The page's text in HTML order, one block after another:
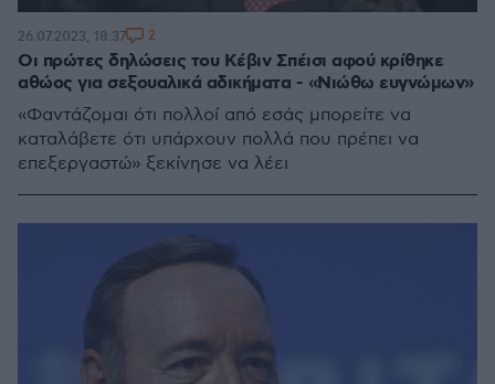
Οι πρώτες δηλώσεις του Κέβιν Σπέισι αφού κρίθηκε
αθώος για σεξουαλικά αδικήματα - «Νιώθω ευγνώμων»
«Φαντάζομαι ότι πολλοί από εσάς μπορείτε να
καταλάβετε ότι υπάρχουν πολλά που πρέπει να
επεξεργαστώ» ξεκίνησε να λέει
26.07.2023, 18:37 2